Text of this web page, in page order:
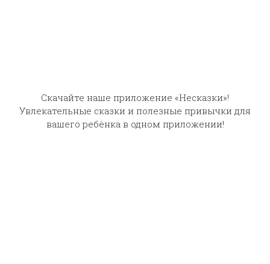
Повез мужик в город
три четверти ржи
продавать
Гном-Тихогром
Скачайте наше приложение «Несказки»!
Увлекательные сказки и полезные привычки для
вашего ребёнка в одном приложении!